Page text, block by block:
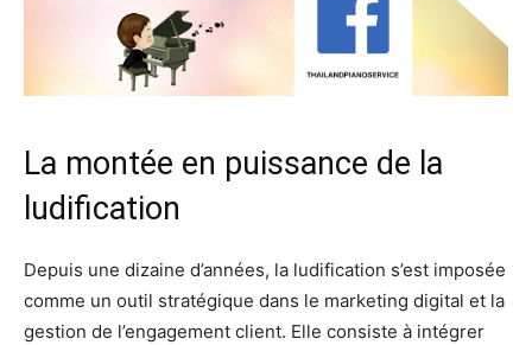
La montée en puissance de la
ludification
Depuis une dizaine d’années, la ludification s’est imposée
comme un outil stratégique dans le marketing digital et la
gestion de l’engagement client. Elle consiste à intégrer